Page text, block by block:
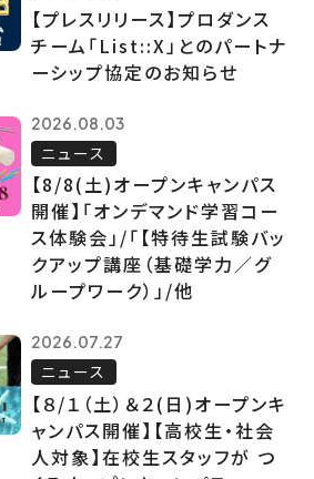
【プレスリリース】プロダンス
チーム「List::X」とのパートナ
ーシップ協定のお知らせ
2026.08.03
ニュース
【8/8(土)オープンキャンパス
開催】「オンデマンド学習コー
ス体験会」/「【特待生試験バッ
クアップ講座（基礎学力／グ
ループワーク）」/他
2026.07.27
ニュース
【８/１（土）＆２(日)オープンキ
ャンパス開催】【高校生・社会
人対象】在校生スタッフが つ